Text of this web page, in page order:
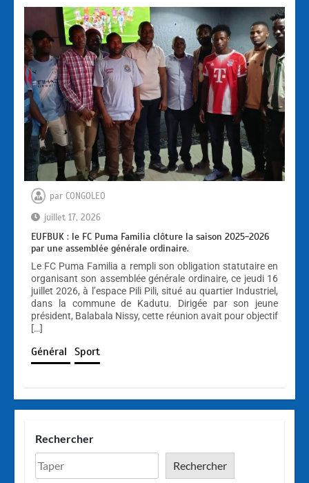
par CONGOLEO
juillet 17, 2026
EUFBUK : le FC Puma Familia clôture la saison 2025-2026
par une assemblée générale ordinaire.
Le FC Puma Familia a rempli son obligation statutaire en
organisant son assemblée générale ordinaire, ce jeudi 16
juillet 2026, à l’espace Pili Pili, situé au quartier Industriel,
dans la commune de Kadutu. Dirigée par son jeune
président, Balabala Nissy, cette réunion avait pour objectif
[…]
Général Sport
Rechercher
Rechercher